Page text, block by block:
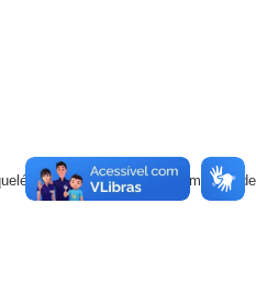
que se trata de um método de